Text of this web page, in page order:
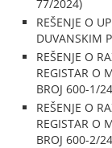
77/2024)
REŠENJE O
DUVANSKIM
REŠENJE O
REGISTAR O
BROJ 600-1/
REŠENJE O
REGISTAR O
BROJ 600-2/